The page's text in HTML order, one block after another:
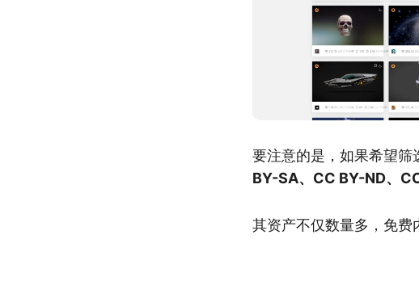
要注意的是，如果希望筛
BY-SA、CC BY-ND、
其资产不仅数量多，免费